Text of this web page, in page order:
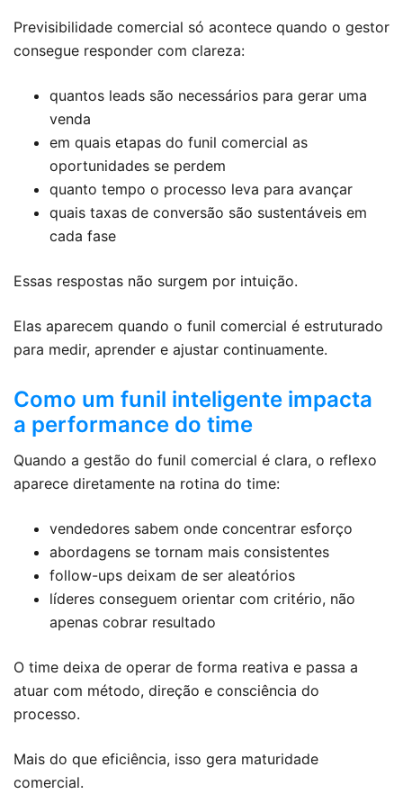
Previsibilidade comercial só acontece quando o gestor
consegue responder com clareza:
quantos leads são necessários para gerar uma
venda
em quais etapas do funil comercial as
oportunidades se perdem
quanto tempo o processo leva para avançar
quais taxas de conversão são sustentáveis em
cada fase
Essas respostas não surgem por intuição.
Elas aparecem quando o funil comercial é estruturado
para medir, aprender e ajustar continuamente.
Como um funil inteligente impacta
a performance do time
Quando a gestão do funil comercial é clara, o reflexo
aparece diretamente na rotina do time:
vendedores sabem onde concentrar esforço
abordagens se tornam mais consistentes
follow-ups deixam de ser aleatórios
líderes conseguem orientar com critério, não
apenas cobrar resultado
O time deixa de operar de forma reativa e passa a
atuar com método, direção e consciência do
processo.
Mais do que eficiência, isso gera maturidade
comercial.